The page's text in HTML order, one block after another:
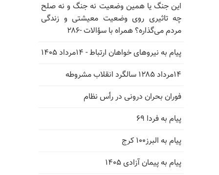
این جنگ یا همین وضعیت نه جنگ و نه صلح
چه تاثیری روی وضعیت معیشتی و زندگی
مردم می‌گذاره؟ همراه با سؤالات -۲۸۶
پیام به نیروهای خواهان ارتباط - ۱۴مرداد ۱۴۰۵
فوران بحران درونی در رأس نظام
پیام به فردا ۶۹
پیام به البرز۱۰۰ کرج
پیام به پیمان آزادی ۱۴۰۵